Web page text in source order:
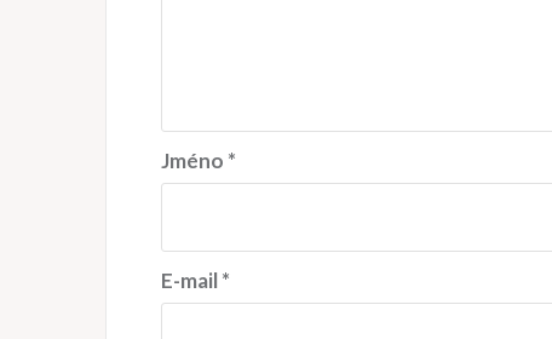
ř
í
p
ě
Jméno *
E-mail*